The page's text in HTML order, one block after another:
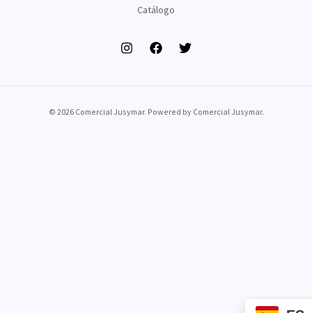
Catálogo
© 2026 Comercial Jusymar. Powered by Comercial Jusymar.